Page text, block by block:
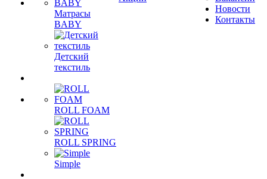
Матрасы
BABY
Детский
текстиль
ROLL FOAM
ROLL SPRING
Simple
Новости
Контакты